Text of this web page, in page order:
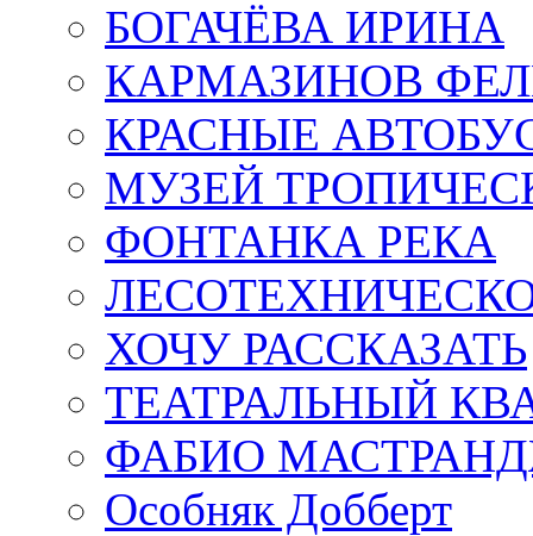
БОГАЧЁВА ИРИНА
КАРМАЗИНОВ
КРАСНЫЕ
МУЗЕЙ
ФОНТАНКА РЕКА
ХОЧУ РАССКАЗАТЬ
ТЕАТРАЛЬНЫЙ
ФАБИО
Особняк Добберт